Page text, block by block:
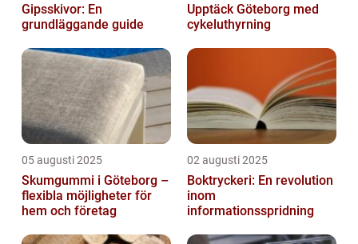
Gipsskivor: En
grundläggande guide
Upptäck Göteborg med
cykeluthyrning
05 augusti 2025
Skumgummi i Göteborg –
flexibla möjligheter för
hem och företag
02 augusti 2025
Boktryckeri: En revolution
inom
informationsspridning